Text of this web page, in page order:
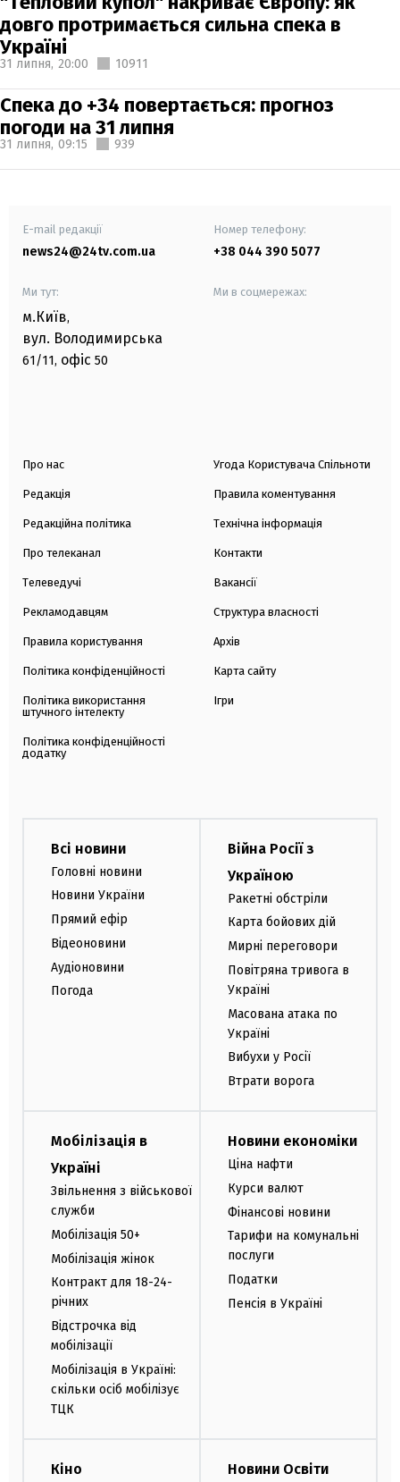
довго протримається сильна спека в
Україні
31 липня, 20:00 10911
Спека до +34 повертається: прогноз
погоди на 31 липня
31 липня, 09:15 939
E-mail редакції
news24@24tv.com.ua
Номер телефону:
+38 044 390 5077
Ми тут:
м.Київ,
вул. Володимирська
61/11, офіс 50
Ми в соцмережах:
Про нас
Редакція
Редакційна політика
Про телеканал
Телеведучі
Рекламодавцям
Правила користування
Політика конфіденційності
Політика використання
штучного інтелекту
Політика конфіденційності
додатку
Угода Користувача Спільноти
Правила коментування
Технічна інформація
Контакти
Вакансії
Структура власності
Архів
Карта сайту
Ігри
Всі новини
Головні новини
Новини України
Прямий ефір
Відеоновини
Аудіоновини
Погода
Війна Росії з
Україною
Ракетні обстріли
Карта бойових дій
Мирні переговори
Повітряна тривога в
Україні
Масована атака по
Україні
Вибухи у Росії
Втрати ворога
Мобілізація в
Україні
Звільнення з військової
служби
Мобілізація 50+
Мобілізація жінок
Контракт для 18-24-
річних
Відстрочка від
мобілізації
Мобілізація в Україні:
скільки осіб мобілізує
ТЦК
Новини економіки
Ціна нафти
Курси валют
Фінансові новини
Тарифи на комунальні
послуги
Податки
Пенсія в Україні
Кіно Новини Освіти